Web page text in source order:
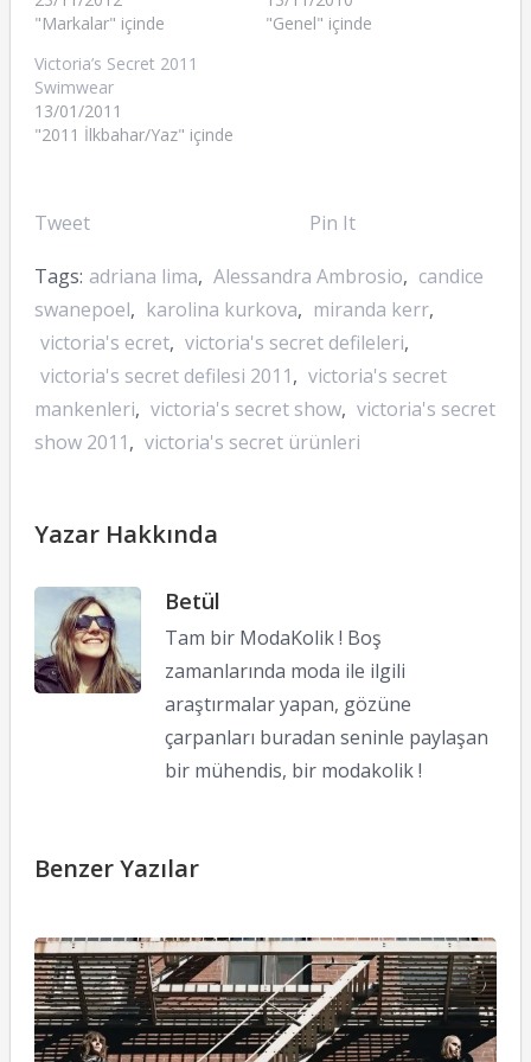
"Markalar" içinde
"Genel" içinde
Victoria’s Secret 2011
Swimwear
13/01/2011
"2011 İlkbahar/Yaz" içinde
Tweet Pin It
Tags: adriana lima, Alessandra Ambrosio, candice
swanepoel, karolina kurkova, miranda kerr,
victoria's ecret, victoria's secret defileleri,
victoria's secret defilesi 2011, victoria's secret
mankenleri, victoria's secret show, victoria's secret
show 2011, victoria's secret ürünleri
Yazar Hakkında
Betül
Tam bir ModaKolik ! Boş
zamanlarında moda ile ilgili
araştırmalar yapan, gözüne
çarpanları buradan seninle paylaşan
bir mühendis, bir modakolik !
Benzer Yazılar